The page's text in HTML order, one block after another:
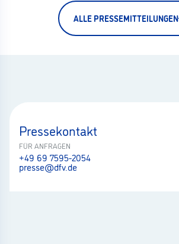
ALLE PRESSEMITTEILUNGEN
Pressekontakt
FÜR ANFRAGEN
+49 69 7595-2054
presse@dfv.de